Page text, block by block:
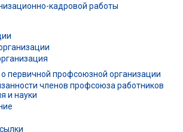
кадровой работы
первичной профсоюзной организации
членов профсоюза работников
и науки